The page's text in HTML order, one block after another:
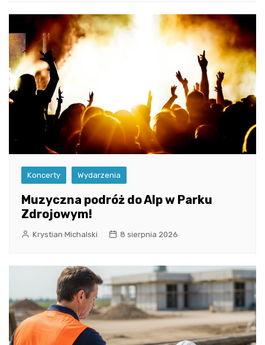
Koncerty Wydarzenia
Muzyczna podróż do Alp w Parku
Zdrojowym!
Krystian Michalski 8 sierpnia 2026